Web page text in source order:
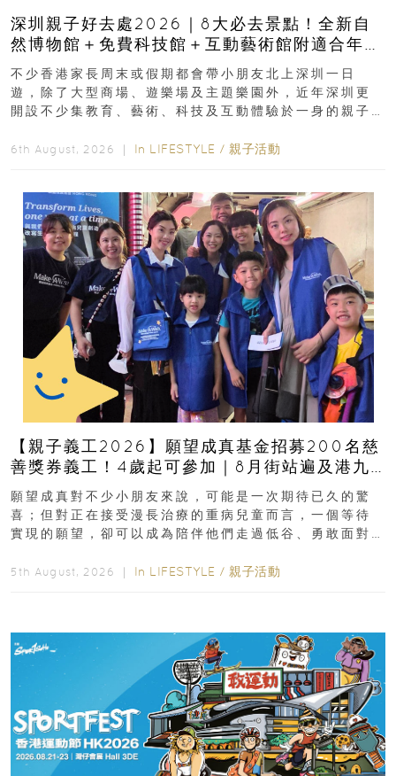
深圳親子好去處2026｜8大必去景點！全新自
然博物館＋免費科技館＋互動藝術館附適合年
齡、交通、門票、開放時間
不少香港家長周末或假期都會帶小朋友北上深圳一日
遊，除了大型商場、遊樂場及主題樂園外，近年深圳更
開設不少集教育、藝術、科技及互動體驗於一身的親子
6th August, 2026 ｜ In LIFESTYLE / 親子活動
【親子義工2026】願望成真基金招募200名慈
善獎券義工！4歲起可參加｜8月街站遍及港九
新界
願望成真對不少小朋友來說，可能是一次期待已久的驚
喜；但對正在接受漫長治療的重病兒童而言，一個等待
實現的願望，卻可以成為陪伴他們走過低谷、勇敢面對
5th August, 2026 ｜ In LIFESTYLE / 親子活動